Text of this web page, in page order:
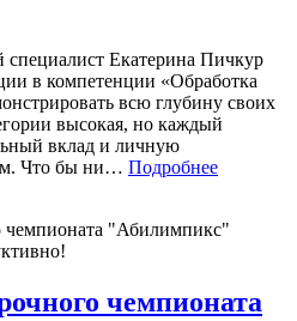
специалист Екатерина Пичкур
в компетенции «Обработка
всю глубину своих
высокая, но каждый
вклад и личную
Что бы ни… Подробнее
чемпионата